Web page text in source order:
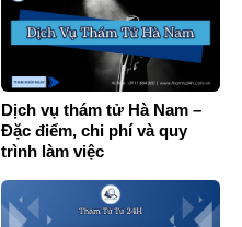
Dịch vụ thám tử Hà Nam –
Đặc điểm, chi phí và quy
trình làm việc